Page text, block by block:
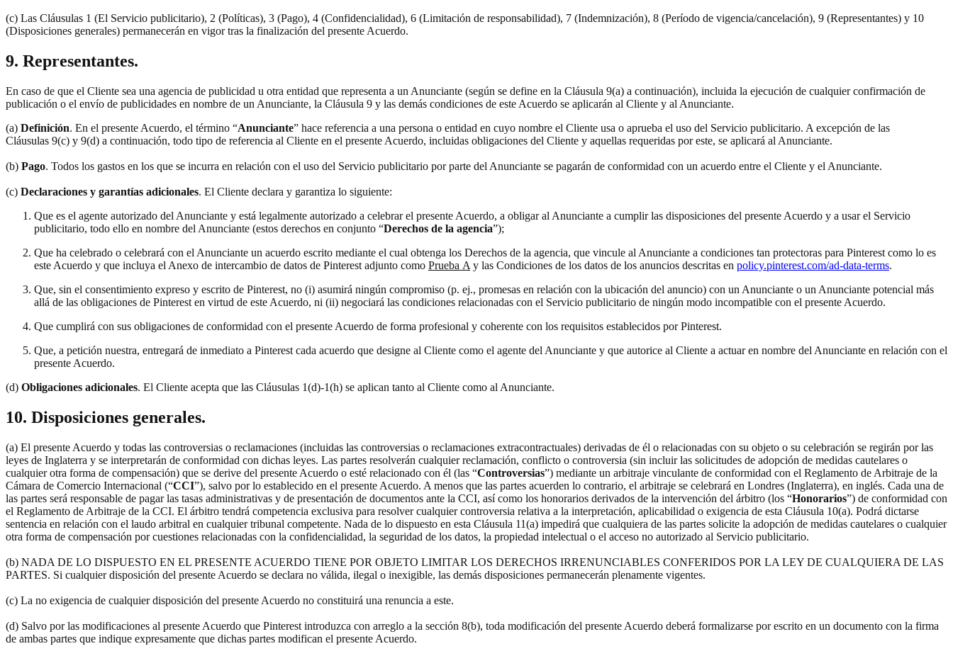
(c) Las Cláusulas 1 (El Servicio publicitario), 2 (Políticas), 3 (Pago), 4 (Confidencialidad), 6 (Limitación de responsabilidad), 7 (Indemnización), 8 (Período de vigencia/cancelación), 9 (Representantes) y 10
(Disposiciones generales) permanecerán en vigor tras la finalización del presente Acuerdo.
9. Representantes.
En caso de que el Cliente sea una agencia de publicidad u otra entidad que representa a un Anunciante (según se define en la Cláusula 9(a) a continuación), incluida la ejecución de cualquier confirmación de
publicación o el envío de publicidades en nombre de un Anunciante, la Cláusula 9 y las demás condiciones de este Acuerdo se aplicarán al Cliente y al Anunciante.
(a) Definición. En el presente Acuerdo, el término “Anunciante” hace referencia a una persona o entidad en cuyo nombre el Cliente usa o aprueba el uso del Servicio publicitario. A excepción de las
Cláusulas 9(c) y 9(d) a continuación, todo tipo de referencia al Cliente en el presente Acuerdo, incluidas obligaciones del Cliente y aquellas requeridas por este, se aplicará al Anunciante.
(b) Pago. Todos los gastos en los que se incurra en relación con el uso del Servicio publicitario por parte del Anunciante se pagarán de conformidad con un acuerdo entre el Cliente y el Anunciante.
(c) Declaraciones y garantías adicionales. El Cliente declara y garantiza lo siguiente:
Que es el agente autorizado del Anunciante y está legalmente autorizado a celebrar el presente Acuerdo, a obligar al Anunciante a cumplir las disposiciones del presente Acuerdo y a usar el Servicio
publicitario, todo ello en nombre del Anunciante (estos derechos en conjunto “Derechos de la agencia”);
Que ha celebrado o celebrará con el Anunciante un acuerdo escrito mediante el cual obtenga los Derechos de la agencia, que vincule al Anunciante a condiciones tan protectoras para Pinterest como lo es
este Acuerdo y que incluya el Anexo de intercambio de datos de Pinterest adjunto como Prueba A y las Condiciones de los datos de los anuncios descritas en policy.pinterest.com/ad-data-terms.
Que, sin el consentimiento expreso y escrito de Pinterest, no (i) asumirá ningún compromiso (p. ej., promesas en relación con la ubicación del anuncio) con un Anunciante o un Anunciante potencial más
allá de las obligaciones de Pinterest en virtud de este Acuerdo, ni (ii) negociará las condiciones relacionadas con el Servicio publicitario de ningún modo incompatible con el presente Acuerdo.
Que cumplirá con sus obligaciones de conformidad con el presente Acuerdo de forma profesional y coherente con los requisitos establecidos por Pinterest.
Que, a petición nuestra, entregará de inmediato a Pinterest cada acuerdo que designe al Cliente como el agente del Anunciante y que autorice al Cliente a actuar en nombre del Anunciante en relación con el
presente Acuerdo.
(d) Obligaciones adicionales. El Cliente acepta que las Cláusulas 1(d)-1(h) se aplican tanto al Cliente como al Anunciante.
10. Disposiciones generales.
(a) El presente Acuerdo y todas las controversias o reclamaciones (incluidas las controversias o reclamaciones extracontractuales) derivadas de él o relacionadas con su objeto o su celebración se regirán por las
leyes de Inglaterra y se interpretarán de conformidad con dichas leyes. Las partes resolverán cualquier reclamación, conflicto o controversia (sin incluir las solicitudes de adopción de medidas cautelares o
cualquier otra forma de compensación) que se derive del presente Acuerdo o esté relacionado con él (las “Controversias”) mediante un arbitraje vinculante de conformidad con el Reglamento de Arbitraje de la
Cámara de Comercio Internacional (“CCI”), salvo por lo establecido en el presente Acuerdo. A menos que las partes acuerden lo contrario, el arbitraje se celebrará en Londres (Inglaterra), en inglés. Cada una de
las partes será responsable de pagar las tasas administrativas y de presentación de documentos ante la CCI, así como los honorarios derivados de la intervención del árbitro (los “Honorarios”) de conformidad con
el Reglamento de Arbitraje de la CCI. El árbitro tendrá competencia exclusiva para resolver cualquier controversia relativa a la interpretación, aplicabilidad o exigencia de esta Cláusula 10(a). Podrá dictarse
sentencia en relación con el laudo arbitral en cualquier tribunal competente. Nada de lo dispuesto en esta Cláusula 11(a) impedirá que cualquiera de las partes solicite la adopción de medidas cautelares o cualquier
otra forma de compensación por cuestiones relacionadas con la confidencialidad, la seguridad de los datos, la propiedad intelectual o el acceso no autorizado al Servicio publicitario.
(b) NADA DE LO DISPUESTO EN EL PRESENTE ACUERDO TIENE POR OBJETO LIMITAR LOS DERECHOS IRRENUNCIABLES CONFERIDOS POR LA LEY DE CUALQUIERA DE LAS
PARTES. Si cualquier disposición del presente Acuerdo se declara no válida, ilegal o inexigible, las demás disposiciones permanecerán plenamente vigentes.
(c) La no exigencia de cualquier disposición del presente Acuerdo no constituirá una renuncia a este.
(d) Salvo por las modificaciones al presente Acuerdo que Pinterest introduzca con arreglo a la sección 8(b), toda modificación del presente Acuerdo deberá formalizarse por escrito en un documento con la firma
de ambas partes que indique expresamente que dichas partes modifican el presente Acuerdo.